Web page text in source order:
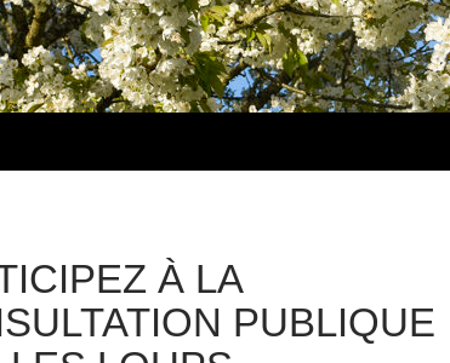
À LA
PUBLIQUE